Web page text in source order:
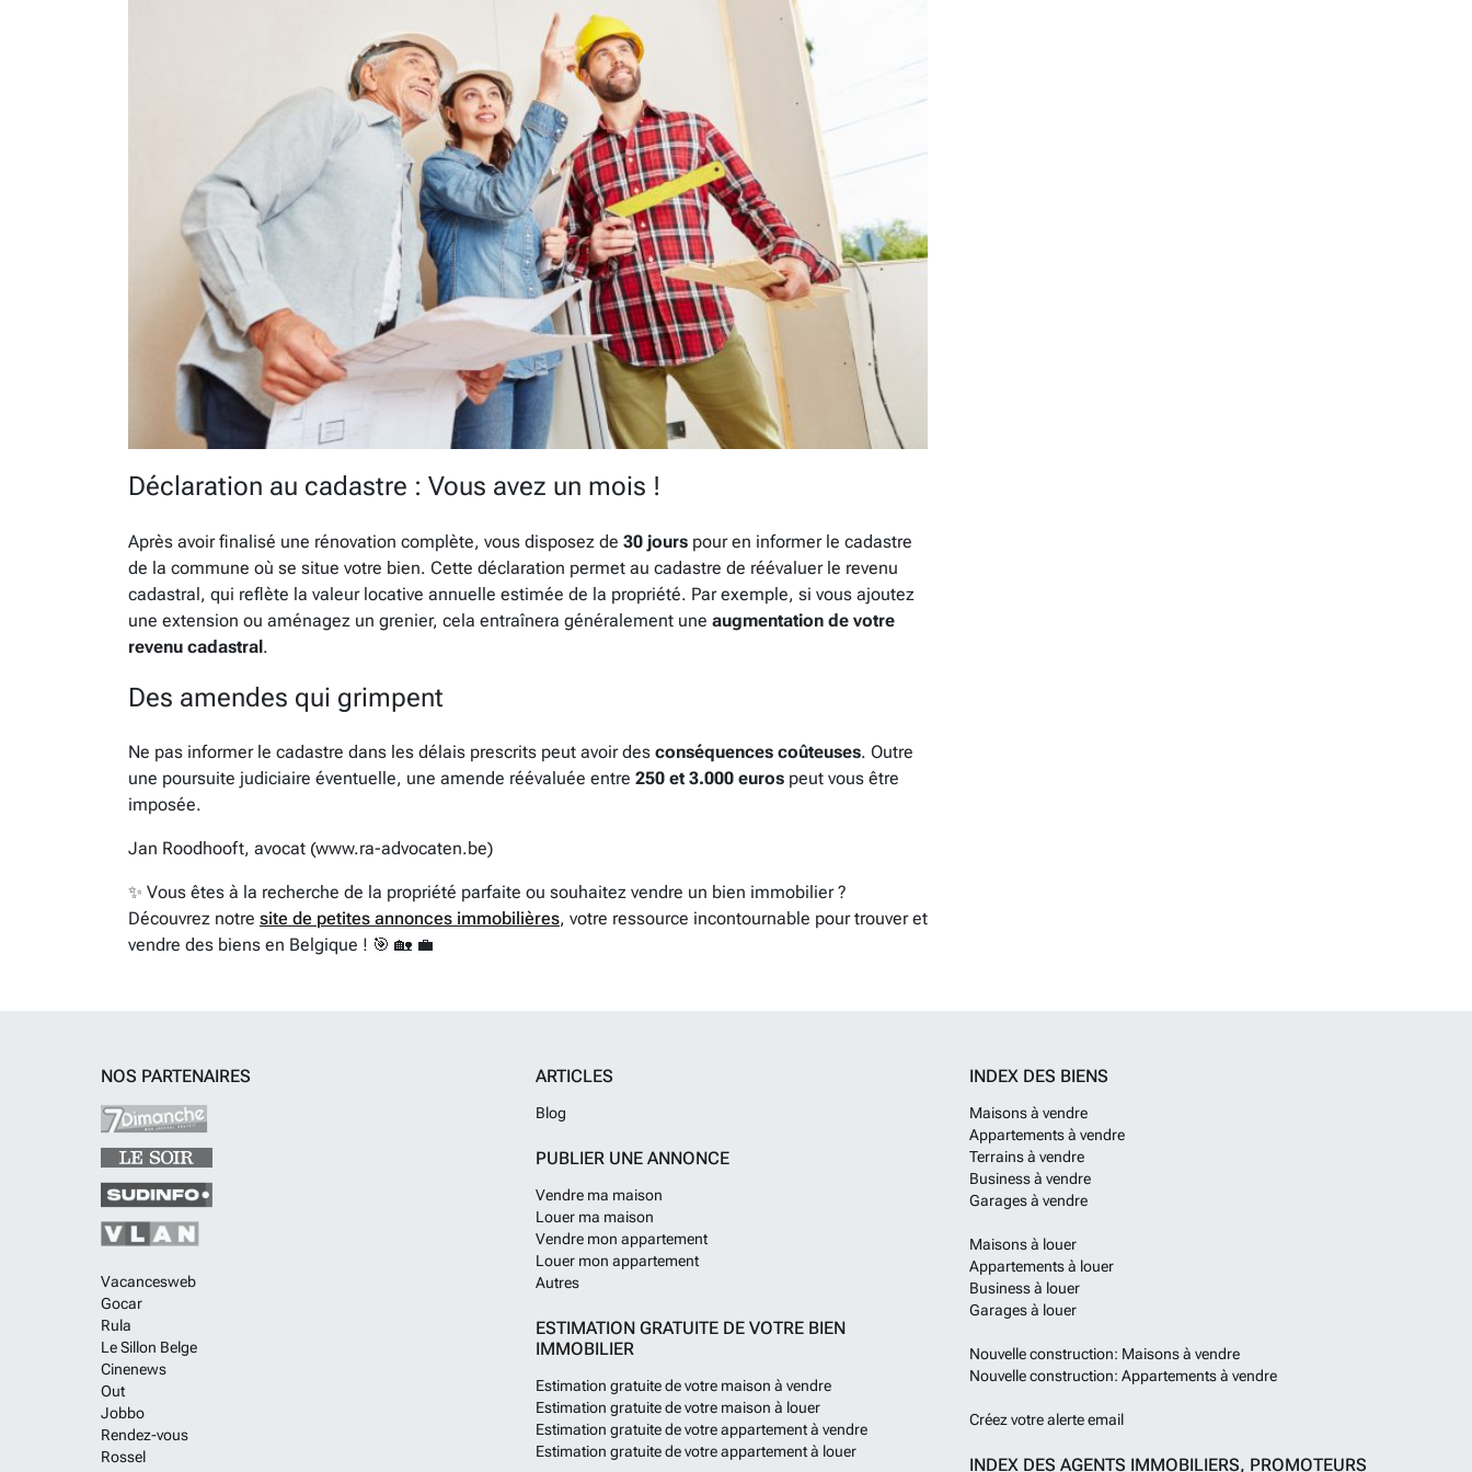
Déclaration au cadastre : Vous avez un mois !
Après avoir finalisé une rénovation complète, vous disposez de 30 jours pour en informer le cadastre
de la commune où se situe votre bien. Cette déclaration permet au cadastre de réévaluer le revenu
cadastral, qui reflète la valeur locative annuelle estimée de la propriété. Par exemple, si vous ajoutez
une extension ou aménagez un grenier, cela entraînera généralement une augmentation de votre
revenu cadastral.
Des amendes qui grimpent
Ne pas informer le cadastre dans les délais prescrits peut avoir des conséquences coûteuses. Outre
une poursuite judiciaire éventuelle, une amende réévaluée entre 250 et 3.000 euros peut vous être
imposée.
Jan Roodhooft, avocat (www.ra-advocaten.be)
✨ Vous êtes à la recherche de la propriété parfaite ou souhaitez vendre un bien immobilier ?
Découvrez notre site de petites annonces immobilières, votre ressource incontournable pour trouver et
vendre des biens en Belgique ! 🎯 🏡 💼
NOS PARTENAIRES
Vacancesweb
Gocar
Rula
Le Sillon Belge
Cinenews
Out
Jobbo
Rendez-vous
Rossel
ARTICLES
Blog
PUBLIER UNE ANNONCE
Vendre ma maison
Louer ma maison
Vendre mon appartement
Louer mon appartement
Autres
ESTIMATION GRATUITE DE VOTRE BIEN
IMMOBILIER
Estimation gratuite de votre maison à vendre
Estimation gratuite de votre maison à louer
Estimation gratuite de votre appartement à vendre
Estimation gratuite de votre appartement à louer
INDEX DES BIENS
Maisons à vendre
Appartements à vendre
Terrains à vendre
Business à vendre
Garages à vendre
Maisons à louer
Appartements à louer
Business à louer
Garages à louer
Nouvelle construction: Maisons à vendre
Nouvelle construction: Appartements à vendre
Créez votre alerte email
INDEX DES AGENTS IMMOBILIERS, PROMOTEURS